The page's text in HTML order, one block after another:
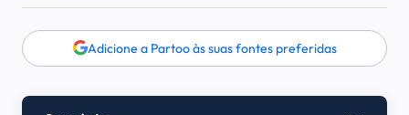
Adicione a Partoo às suas fontes preferidas